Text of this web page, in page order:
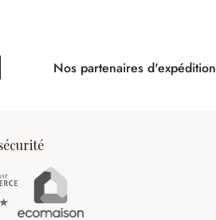
anticipé
Nos partenaires d'expédition